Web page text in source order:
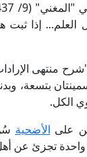
العلم... إذا
بتسعة،
الكل.
على الأضحية
تجزئ عن